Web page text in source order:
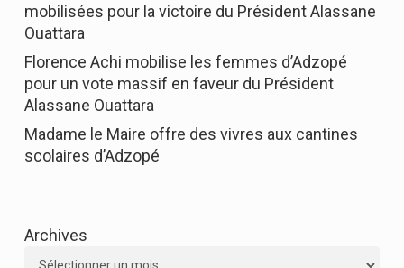
mobilisées pour la victoire du Président Alassane
Ouattara
Florence Achi mobilise les femmes d’Adzopé
pour un vote massif en faveur du Président
Alassane Ouattara
Madame le Maire offre des vivres aux cantines
scolaires d’Adzopé
Archives